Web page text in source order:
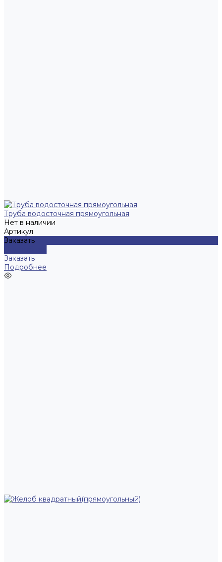
Труба водосточная прямоугольная
Нет в наличии
Артикул
Заказать
Заказать
Подробнее